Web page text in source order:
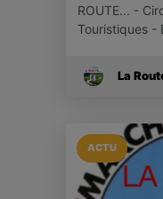
ROUTE... -
Touristiques -
La
ACTU